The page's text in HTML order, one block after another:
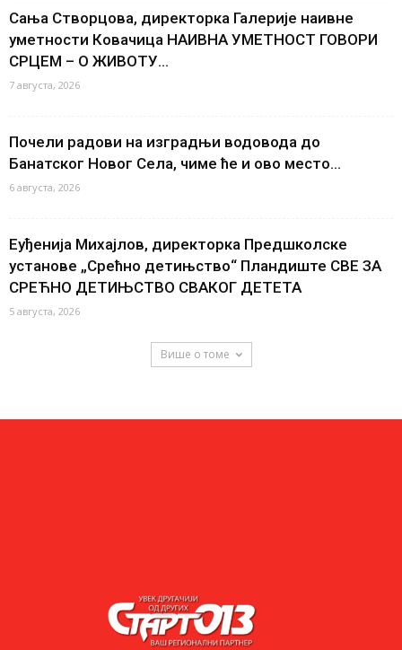
Сања Створцова, директорка Галерије наивне
уметности Ковачица НАИВНА УМЕТНОСТ ГОВОРИ
СРЦЕМ – О ЖИВОТУ...
7 августа, 2026
Почели радови на изградњи водовода до
Банатског Новог Села, чиме ће и ово место...
6 августа, 2026
Еуђенија Михајлов, директорка Предшколске
установе „Срећно детињство“ Пландиште СВЕ ЗА
СРЕЋНО ДЕТИЊСТВО СВАКОГ ДЕТЕТА
5 августа, 2026
Више о томе